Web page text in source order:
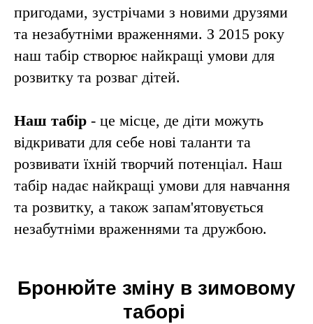
пригодами, зустрічами з новими друзями
та незабутніми враженнями. З 2015 року
наш табір створює найкращі умови для
розвитку та розваг дітей.
Наш табір - це місце, де діти можуть
відкривати для себе нові таланти та
розвивати їхній творчий потенціал. Наш
табір надає найкращі умови для навчання
та розвитку, а також запам'ятовується
незабутніми враженнями та дружбою.
Бронюйте зміну в зимовому
таборі